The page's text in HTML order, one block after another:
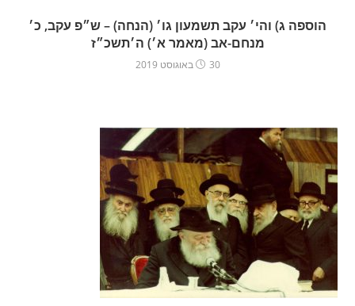
הוספה ג) והי׳ עקב תשמעון גו׳ (הנחה) – ש״פ עקב, כ׳
מנחם-אב (מאמר א׳) ה׳תשכ״ז
30 באוגוסט 2019